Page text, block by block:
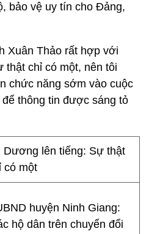
bảo vệ uy tín cho Đảng,
Xuân Thảo rất hợp với
thật chỉ có một, nên tôi
chức năng sớm vào cuộc
thông tin được sáng tỏ
huyện Ninh Giang:
hộ dân trên chuyển đổi